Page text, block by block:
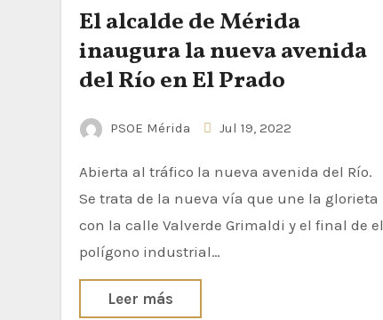
El alcalde de Mérida
inaugura la nueva avenida
del Río en El Prado
PSOE Mérida Jul 19, 2022
Abierta al tráfico la nueva avenida del Río.
Se trata de la nueva vía que une la glorieta
con la calle Valverde Grimaldi y el final de el
polígono industrial…
Leer más